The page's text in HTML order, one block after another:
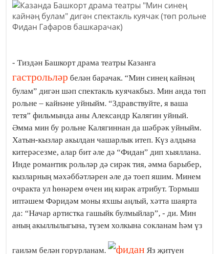
- Тиздән Башкорт драма театры Казанга
гастрольләр белән барачак. “Мин синең кайнәң
булам” дигән шәп спектакль куячакбыз. Мин анда төп
рольне – кайнәне уйныйм. “Здравствуйте, я ваша
тетя” фильмында аны Александр Калягин уйный.
Әмма мин бу рольне Калягиннан да шәбрәк уйныйм.
Хатын-кызлар акылдан чашарлык итеп. Күз алдына
китерәсезме, алар бит әле дә “Фидан” дип хыяллана.
Инде романтик рольләр дә сирәк тия, әмма барыбер,
кызларның мәхәббәтләрен әле дә тоеп яшим. Минем
очракта ул һөнәрем өчен иң кирәк атрибут. Тормыш
иптәшем Фәридәм моны яхшы аңлый, хәтта шаярта
да: “Начар артистка гашыйк булмыйлар”, - ди. Мин
аның акыллылыгына, түзем холкына сокланам һәм үз
гаиләм белән горурланам. Яз җитүен